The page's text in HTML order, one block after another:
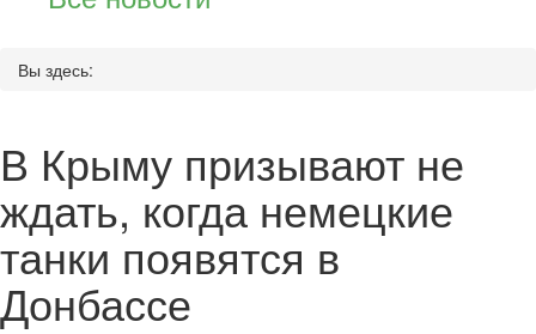
Вы здесь:
В Крыму призывают не
ждать, когда немецкие
танки появятся в
Донбассе